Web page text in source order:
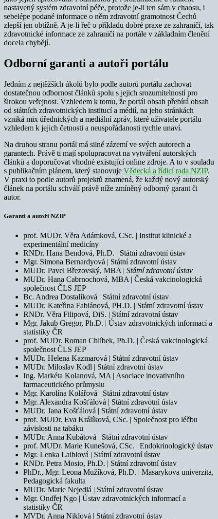
nastavený systém zdravotní péče, protože je-li ten sám v chaosu, i
sebelépe podané informace o něm zdravotní gramotnost Čechů
zlepší jen obtížně. A je-li řeč o příkladu dobré praxe ze zahraničí, tak
zdravotnické informace ze zahraničí na portále v základním členění
docela chybějí.
Odborní garanti a autoři portálu
Jedním z nejtěžších úkolů bylo podle autorů portálu zachovat
dostatečnou odbornost článků spolu s jejich srozumitelností pro
širokou veřejnost. Vzhledem k tomu, že portál obsah přebírá obsah
od státních zdravotnických institucí a médií, na jeho stránkách
vzniká mix úřednických a mediální zpráv, které uživatele portálu
vzhledem k jejich četnosti a neuspořádanosti rychle unaví.
Na druhou stranu portál má silné zázemí ve svých autorech a
garantech. Právě ti mají spolupracovat na vytváření autorských
článků a doporučovat vhodné existující online zdroje. A to v souladu
s publikačním plánem, který stanovuje Vědecká a řídicí rada NZIP.
V praxi to podle autorů projektů znamená, že každý nový autorský
článek na portálu schválí právě níže zmíněný odborný garant či
autor.
Garanti a autoři NZIP
prof. MUDr. Věra Adámková, CSc. | Institut klinické a
experimentální medicíny
RNDr. Hana Bendová, Ph.D. | Státní zdravotní ústav
Mgr. Simona Bernardyová | Státní zdravotní ústav
MUDr. Pavel Březovský, MBA | Státní zdravotní ústav
MUDr. Hana Cabrnochová, MBA | Česká vakcinologická
společnost ČLS JEP
Bc. Andrea Dostalíková | Státní zdravotní ústav
MUDr. Kateřina Fabiánová, PH.D. | Státní zdravotní ústav
RNDr. Věra Filipová, DiS. | Státní zdravotní ústav
Mgr. Jakub Gregor, Ph.D. | Ústav zdravotnických informací a
statistiky ČR
prof. MUDr. Roman Chlíbek, Ph.D. | Česká vakcinologická
společnost ČLS JEP
MUDr. Helena Kazmarová | Státní zdravotní ústav
MUDr. Miloslav Kodl | Státní zdravotní ústav
Ing. Markéta Kolanová, MA | Asociace inovativního
farmaceutického průmyslu
Mgr. Karolína Kolářová | Státní zdravotní ústav
Mgr. Alexandra Košťálová | Státní zdravotní ústav
MUDr. Jana Košťálová | Státní zdravotní ústav
prof. MUDr. Eva Králíková, CSc. | Společnost pro léčbu
závislosti na tabáku
MUDr. Anna Kubátová | Státní zdravotní ústav
prof. MUDr. Marie Kunešová, CSc. | Endokrinologický ústav
Mgr. Lenka Laiblová | Státní zdravotní ústav
RNDr. Petra Mosio, Ph.D. | Státní zdravotní ústav
PhDr., Mgr. Leona Mužíková, Ph.D. | Masarykova univerzita,
Pedagogická fakulta
MUDr. Marie Nejedlá | Státní zdravotní ústav
Mgr. Ondřej Ngo | Ústav zdravotnických informací a
statistiky ČR
MVDr. Anna Niklová | Státní zdravotní ústav